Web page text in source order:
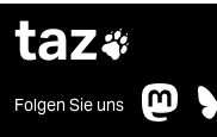
taz
Folgen Sie uns